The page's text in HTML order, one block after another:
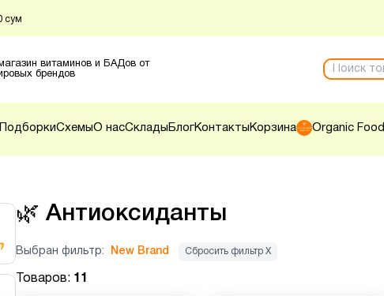
сум
витаминов и БАДов от
брендов
ПодборкиСхемыО насСклады БлогКонтакты Корзина Organic Food
🌿 Антиоксиданты
Выбран фильтр: New Brand Сбросить фильтр Х
Товаров: 11